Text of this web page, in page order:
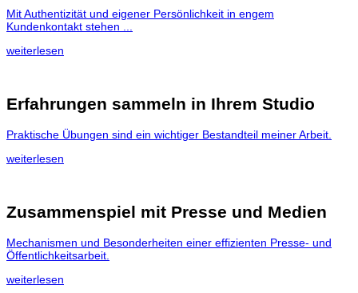
Mit Authentizität und eigener Persönlichkeit in engem
Kundenkontakt stehen ...
weiterlesen
Erfahrungen sammeln in Ihrem Studio
Praktische Übungen sind ein wichtiger Bestandteil meiner Arbeit.
weiterlesen
Zusammenspiel mit Presse und Medien
Mechanismen und Besonderheiten einer effizienten Presse- und
Öffentlichkeitsarbeit.
weiterlesen